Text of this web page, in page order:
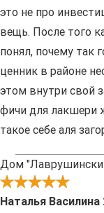
это не про
вещь. После того
понял, почему так
ценник в районе
этом внутри свой
фичи для лакшери
такое себе аля
Дом
Наталья Василина